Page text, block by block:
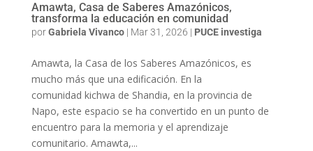
Amawta, Casa de Saberes Amazónicos,
transforma la educación en comunidad
porGabriela Vivanco| Mar 31, 2026 | PUCE investiga
Amawta, la Casa de los Saberes Amazónicos, es
mucho más que una edificación. En la
comunidad kichwa de Shandia, en la provincia de
Napo, este espacio se ha convertido en un punto de
encuentro para la memoria y el aprendizaje
comunitario. Amawta,...